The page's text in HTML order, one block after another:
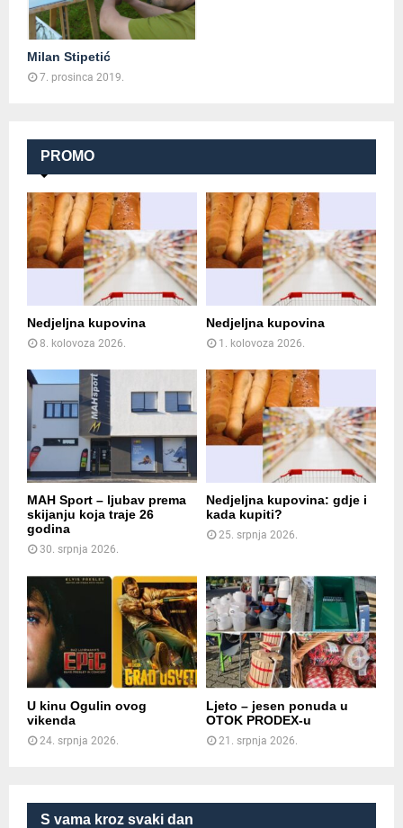
S vama kroz svaki dan
Milan Stipetić
7. prosinca 2019.
PROMO
Nedjeljna kupovina
8. kolovoza 2026.
Nedjeljna kupovina
1. kolovoza 2026.
MAH Sport – ljubav prema
skijanju koja traje 26
godina
30. srpnja 2026.
Nedjeljna kupovina: gdje i
kada kupiti?
25. srpnja 2026.
U kinu Ogulin ovog
vikenda
24. srpnja 2026.
Ljeto – jesen ponuda u
OTOK PRODEX-u
21. srpnja 2026.